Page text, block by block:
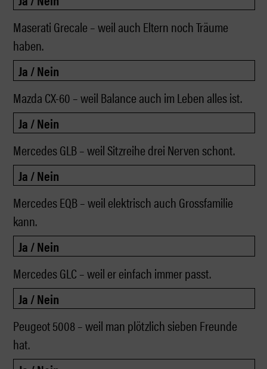
Maserati Grecale – weil auch Eltern noch Träume
haben.
Mazda CX-60 – weil Balance auch im Leben alles ist.
Mercedes GLB – weil Sitzreihe drei Nerven schont.
Mercedes EQB – weil elektrisch auch Grossfamilie
kann.
Mercedes GLC – weil er einfach immer passt.
Peugeot 5008 – weil man plötzlich sieben Freunde
hat.